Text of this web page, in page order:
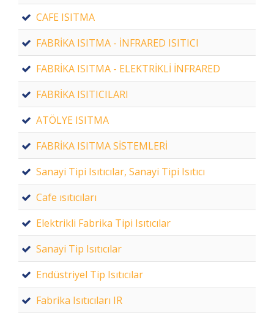
CAFE ISITMA
FABRİKA ISITMA - İNFRARED ISITICI
FABRİKA ISITMA - ELEKTRİKLİ İNFRARED
FABRİKA ISITICILARI
ATÖLYE ISITMA
FABRİKA ISITMA SİSTEMLERİ
Sanayi Tipi Isıtıcılar, Sanayi Tipi Isıtıcı
Cafe ısıtıcıları
Elektrikli Fabrika Tipi Isıtıcılar
Sanayi Tip Isıtıcılar
Endüstriyel Tip Isıtıcılar
Fabrika Isıtıcıları IR